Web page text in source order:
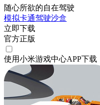
随心所欲的自在驾驶
模拟卡通驾驶沙盒
立即下载
官方正版
使用小米游戏中心APP下载